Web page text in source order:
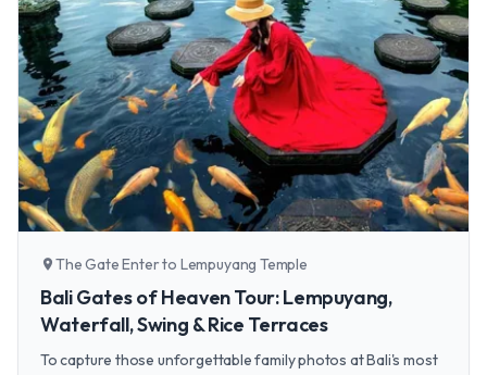
location_on The Gate Enter to Lempuyang Temple
Bali Gates of Heaven Tour: Lempuyang,
Waterfall, Swing & Rice Terraces
To capture those unforgettable family photos at Bali's most